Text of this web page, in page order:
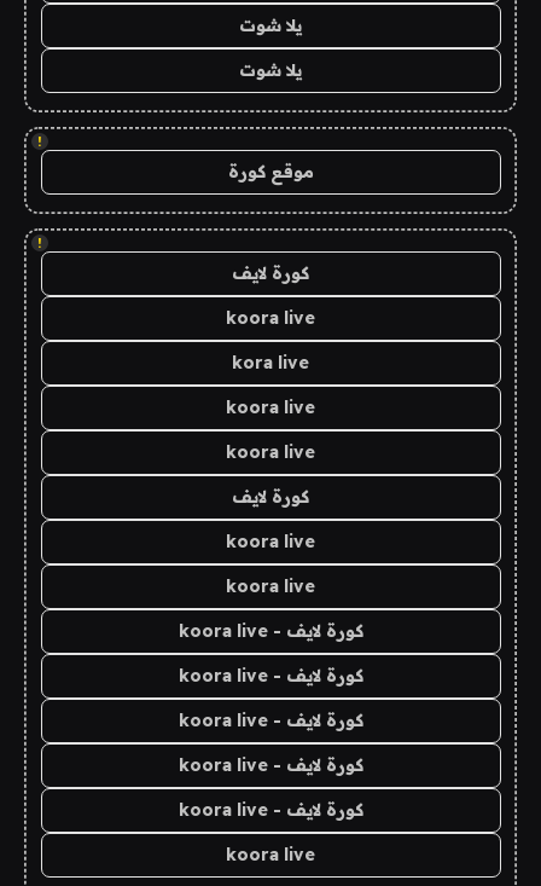
يلا شوت
يلا شوت
!
موقع كورة
!
كورة لايف
koora live
kora live
koora live
koora live
كورة لايف
koora live
koora live
كورة لايف - koora live
كورة لايف - koora live
كورة لايف - koora live
كورة لايف - koora live
كورة لايف - koora live
koora live